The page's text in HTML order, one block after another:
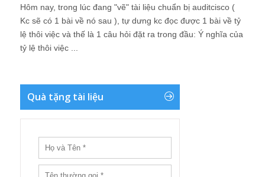
Hôm nay, trong lúc đang "vẽ" tài liệu chuẩn bị auditcisco (
Kc sẽ có 1 bài về nó sau ), tự dưng kc đọc được 1 bài về tỷ
lệ thôi việc và thế là 1 câu hỏi đặt ra trong đầu: Ý nghĩa của
tỷ lệ thôi việc ...
Quà tặng tài liệu